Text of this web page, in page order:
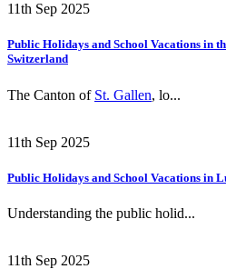
11th Sep 2025
Public Holidays and School Vacations in
Switzerland
The Canton of St. Gallen, lo...
11th Sep 2025
Public Holidays and School Vacations in
Understanding the public holid...
11th Sep 2025